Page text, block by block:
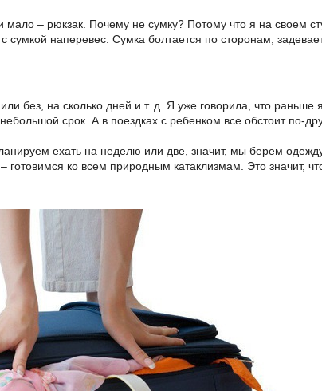
– рюкзак. Почему не сумку? Потому что я на своем
сумкой наперевес. Сумка болтается по сторонам,
без, на сколько дней и т. д. Я уже говорила, что раньше
срок. А в поездках с ребенком все обстоит по-
ехать на неделю или две, значит, мы берем одежду
готовимся ко всем природным катаклизмам. Это значит,